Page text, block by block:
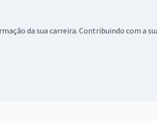
da sua carreira. Contribuindo com a